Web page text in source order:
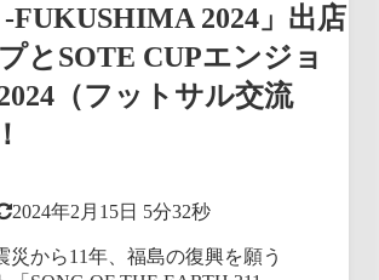
FUKUSHIMA 2024」出店
とSOTE CUPエンジョ
（フットサル交流
2024年2月15日 5分32秒